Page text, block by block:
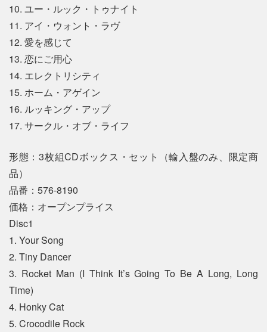
10. ユー・ルック・トゥナイト
11. アイ・ウォント・ラヴ
12. 愛を感じて
13. 恋にご用心
14. エレクトリシティ
15. ホーム・アゲイン
16. ルッキング・アップ
17. サークル・オブ・ライフ
形態：3枚組CDボックス・セット（輸入盤のみ、限定商
品）
品番：576-8190
価格：オープンプライス
Disc1
1. Your Song
2. Tiny Dancer
3. Rocket Man (I Think It’s Going To Be A Long, Long
Time)
4. Honky Cat
5. Crocodile Rock